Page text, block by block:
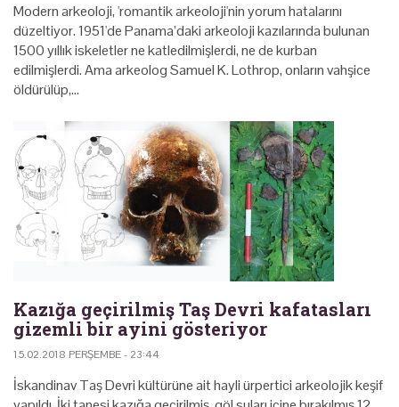
Modern arkeoloji, 'romantik arkeoloji'nin yorum hatalarını
düzeltiyor. 1951'de Panama’daki arkeoloji kazılarında bulunan
1500 yıllık iskeletler ne katledilmişlerdi, ne de kurban
edilmişlerdi. Ama arkeolog Samuel K. Lothrop, onların vahşice
öldürülüp,…
Kazığa geçirilmiş Taş Devri kafatasları
gizemli bir ayini gösteriyor
15.02.2018 PERŞEMBE - 23:44
İskandinav Taş Devri kültürüne ait hayli ürpertici arkeolojik keşif